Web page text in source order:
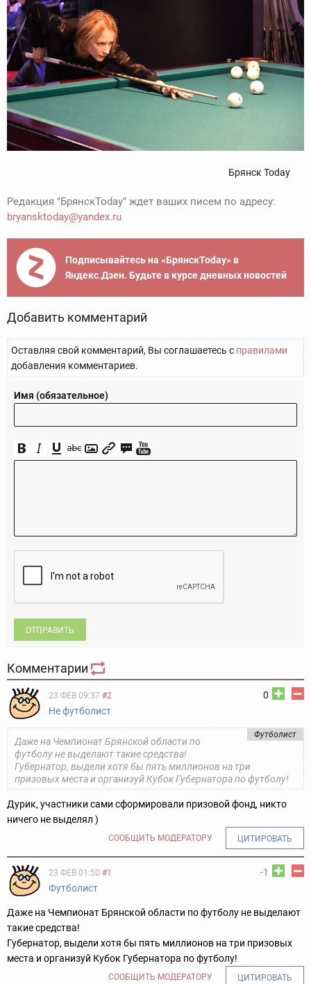
Брянск Today
Редакция "БрянскToday" ждет ваших писем по адресу:
bryansktoday@yandex.ru
Подписывайтесь на «БрянскToday» в
Яндекс.Дзен. Будьте в курсе дневных новостей
Добавить комментарий
Оставляя свой комментарий, Вы соглашаетесь с правилами
добавления комментариев.
Имя (обязательное)
ОТПРАВИТЬ
Комментарии
0
23 ФЕВ 09:37 #2
Не футболист
Футболист
Даже на Чемпионат Брянской области по
футболу не выделают такие средства!
Губернатор, выдели хотя бы пять миллионов на три
призовых места и организуй Кубок Губернатора по футболу!
Дурик, участники сами сформировали призовой фонд, никто
ничего не выделял )
СООБЩИТЬ МОДЕРАТОРУ ЦИТИРОВАТЬ
-1
23 ФЕВ 01:50 #1
Футболист
Даже на Чемпионат Брянской области по футболу не выделают
такие средства!
Губернатор, выдели хотя бы пять миллионов на три призовых
места и организуй Кубок Губернатора по футболу!
СООБЩИТЬ МОДЕРАТОРУ ЦИТИРОВАТЬ